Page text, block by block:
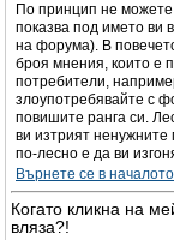
По принцип не можете
показва под името ви
на форума). В
броя мнения, които е
потребители,
злоупотребявайте с
повишите ранга си.
ви изтрият
по-лесно е да ви
Върнете се в началото
Когато кликна на
вляза?!